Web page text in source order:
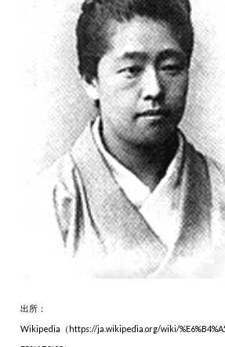
出所：
Wikipedia（https://ja.wikipedia.org/wiki/